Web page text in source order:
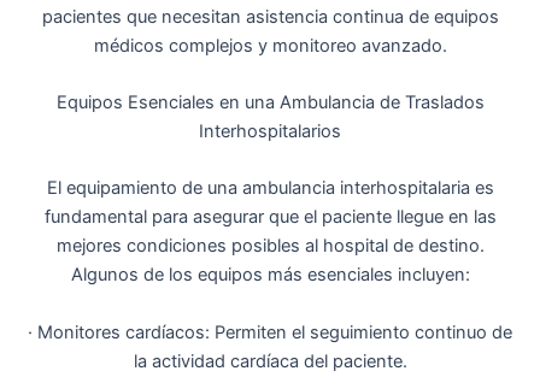
pacientes que necesitan asistencia continua de equipos
médicos complejos y monitoreo avanzado.
Equipos Esenciales en una Ambulancia de Traslados
Interhospitalarios
El equipamiento de una ambulancia interhospitalaria es
fundamental para asegurar que el paciente llegue en las
mejores condiciones posibles al hospital de destino.
Algunos de los equipos más esenciales incluyen:
· Monitores cardíacos: Permiten el seguimiento continuo de
la actividad cardíaca del paciente.